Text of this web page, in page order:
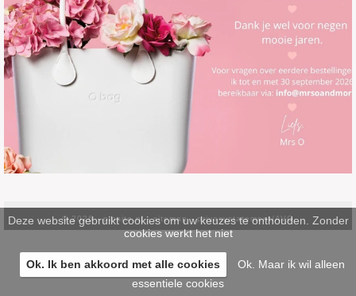
© 2026 -pinsite.nl-sitemap-privacystatement/AVG
Deze website gebruikt cookies om uw keuzes te onthouden. Zonder
cookies werkt het niet
Ok. Ik ben akkoord met alle cookies
Ok. Maar ik wil alleen
essentiele cookies